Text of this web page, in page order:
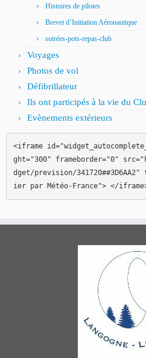
Histoires de pilotes
Brevet d’Initiation Aéronautique
soirées-pots-repas-club
Voyages
Photos de vol
Défibrillateur
Ils ont participés à la vie du
Evènements extérieurs
<iframe
ght="300" frameborder="0"
dget/prevision/
ier par Météo-France"> </